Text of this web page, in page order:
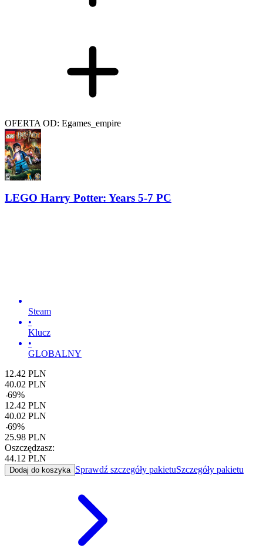
OFERTA OD: Egames_empire
LEGO Harry Potter: Years 5-7 PC
Steam
•
Klucz
•
GLOBALNY
12.42 PLN
40.02 PLN
-69%
12.42 PLN
40.02 PLN
-69%
25.98 PLN
Oszczędzasz:
44.12 PLN
Dodaj do koszyka Sprawdź szczegóły pakietuSzczegóły pakietu